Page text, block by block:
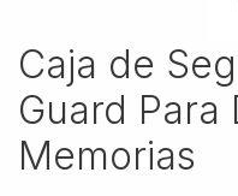
Caja de
Guard Para
Memorias